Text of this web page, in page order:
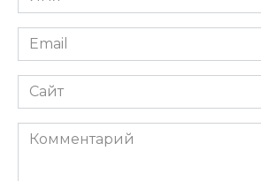
*
Email
*
Сайт
Комментарий